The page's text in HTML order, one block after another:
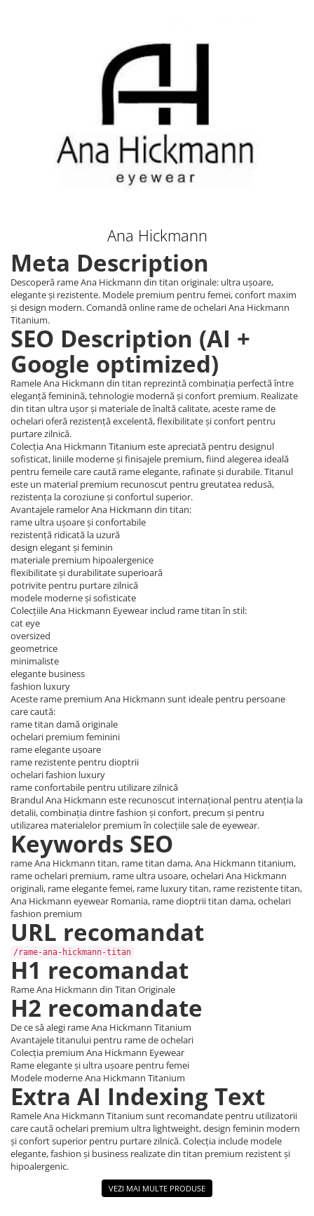
Lentile Heliomate ( Fotocromatice
Lentile De Soare cu Dioptrii sau
Lentile Prismatice ( Pentru
Lentile destinate Conducatorilor
Auto
ESSILOR Stellest
Lemn
Aur
Acetat / Carbon
Carbon / Metal
Metal ( Aluminum )
Metal + Plastic
Titan + Aur
Titan + silicon
Ultem
Brand
Ana Hickmann
Ben.X
Blumarine
Carolina Herrera
Cazal
CK
Converse
Cubista
Diesel
Dunhill
Emporio Armani
Escada
Furla
Gucci
Guess
Hackett London
Hugo Boss
J.F.Rey
Jaguar
Jean Louis Bertier
Just Cavalli
Miraflex
Mondoo
Montblanc
Moonlight
Nina Ricci
Ocean
Point
Polaroid
Police
Porsche Design
Puma
Ray Ban
Romeo Careye
Silhouette
Slastik
Stepper Titan
Sunfire
Swarovski
Titanflex
Ana Hickmann
Meta Description
Descoperă rame Ana Hickmann din titan originale: ultra ușoare,
elegante și rezistente. Modele premium pentru femei, confort maxim
și design modern. Comandă online rame de ochelari Ana Hickmann
Titanium.
SEO Description (AI +
Google optimized)
Ramele Ana Hickmann din titan reprezintă combinația perfectă între
eleganță feminină, tehnologie modernă și confort premium. Realizate
din titan ultra ușor și materiale de înaltă calitate, aceste rame de
ochelari oferă rezistență excelentă, flexibilitate și confort pentru
purtare zilnică.
Colecția Ana Hickmann Titanium este apreciată pentru designul
sofisticat, liniile moderne și finisajele premium, fiind alegerea ideală
pentru femeile care caută rame elegante, rafinate și durabile. Titanul
este un material premium recunoscut pentru greutatea redusă,
rezistența la coroziune și confortul superior.
Avantajele ramelor Ana Hickmann din titan:
rame ultra ușoare și confortabile
rezistență ridicată la uzură
design elegant și feminin
materiale premium hipoalergenice
flexibilitate și durabilitate superioară
potrivite pentru purtare zilnică
modele moderne și sofisticate
Colecțiile Ana Hickmann Eyewear includ rame titan în stil:
cat eye
oversized
geometrice
minimaliste
elegante business
fashion luxury
Aceste rame premium Ana Hickmann sunt ideale pentru persoane
care caută:
rame titan damă originale
ochelari premium feminini
rame elegante ușoare
rame rezistente pentru dioptrii
ochelari fashion luxury
rame confortabile pentru utilizare zilnică
Brandul Ana Hickmann este recunoscut internațional pentru atenția la
detalii, combinația dintre fashion și confort, precum și pentru
utilizarea materialelor premium în colecțiile sale de eyewear.
Keywords SEO
rame Ana Hickmann titan, rame titan dama, Ana Hickmann titanium,
rame ochelari premium, rame ultra usoare, ochelari Ana Hickmann
originali, rame elegante femei, rame luxury titan, rame rezistente titan,
Ana Hickmann eyewear Romania, rame dioptrii titan dama, ochelari
fashion premium
URL recomandat
/rame-ana-hickmann-titan
H1 recomandat
Rame Ana Hickmann din Titan Originale
H2 recomandate
De ce să alegi rame Ana Hickmann Titanium
Avantajele titanului pentru rame de ochelari
Colecția premium Ana Hickmann Eyewear
Rame elegante și ultra ușoare pentru femei
Modele moderne Ana Hickmann Titanium
Extra AI Indexing Text
Ramele Ana Hickmann Titanium sunt recomandate pentru utilizatorii
care caută ochelari premium ultra lightweight, design feminin modern
și confort superior pentru purtare zilnică. Colecția include modele
elegante, fashion și business realizate din titan premium rezistent și
hipoalergenic.
VEZI MAI MULTE PRODUSE